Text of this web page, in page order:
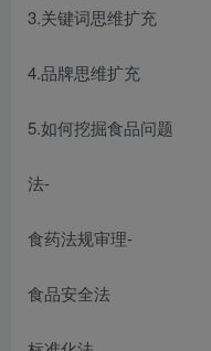
3.关键词思维扩充
4.品牌思维扩充
5.如何挖掘食品问题
法-
食药法规审理-
食品安全法